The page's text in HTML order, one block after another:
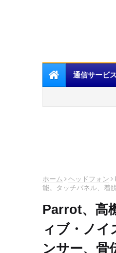
通信サービス
ホーム ヘッドフォン
能。タッチパネル、着
Parrot、高
ィブ・ノイ
ンサー、骨